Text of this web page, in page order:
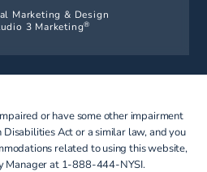
Marketing & Design
3 Marketing®
or have some other impairment
Act or a similar law, and you
related to using this website,
Manager at 1-888-444-NYSI.